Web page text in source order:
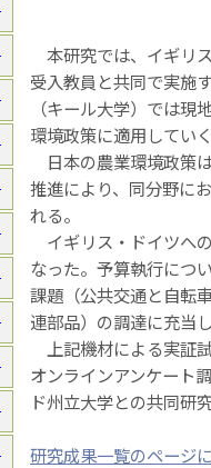
本研究では、イギリ
受入教員と共同で実施
（キール大学）では
環境政策に適用してい
日本の農業環境政策
推進により、同分野に
れる。
イギリス・ドイツへ
なった。予算執行につ
課題（公共交通と自転
連部品）の調達に充当し
上記機材による実証
オンラインアンケート
ド州立大学との共同研
研究成果一覧のページ